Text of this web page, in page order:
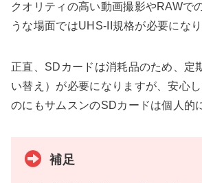
クオリティの高い動画撮影やRAWで
うな場面ではUHS-II規格が必要になり
正直、SDカードは消耗品のため、定
い替え）が必要になりますが、安心
のにもサムスンのSDカードは個人的
補足